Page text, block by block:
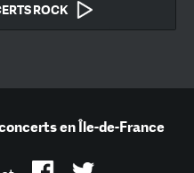
ROCK
en Île-de-France